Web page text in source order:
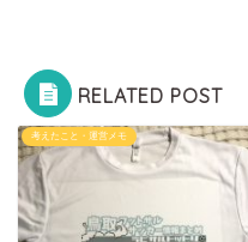
RELATED POST
考えたこと・運営メモ